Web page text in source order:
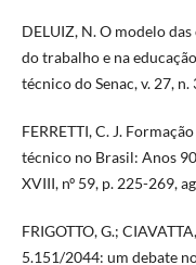
DELUIZ, N. O modelo
do trabalho e na
técnico do Senac, v. 27,
FERRETTI, C. J.
técnico no Brasil: Anos
XVIII, nº 59, p. 225-269,
FRIGOTTO, G.;
5.151/2044: um debate